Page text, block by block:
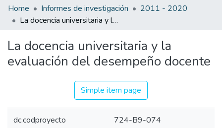
Communities & Collections
All of DSpace
Statistics
Home Informes de investigación
2011 - 2020
La docencia universitaria y la evaluación del desempeño docente
La docencia universitaria y la
evaluación del desempeño docente
Simple item page
dc.codproyecto 724-B9-074